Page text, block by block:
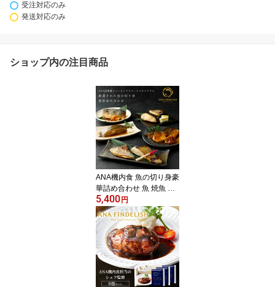
受注対応のみ
発送対応のみ
ショップ内の注目商品
ANA機内食 魚の切り身豪
華詰め合わせ 魚 焼魚 煮
魚 調理済み 西京焼き AN
A国際線ファーストクラ
ス ギフトセット 高級ギ
フト プレゼント お礼 誕
生日 ギフト グルメ 高級
飛行機 還暦祝い 個包装
惣菜 惣菜セット 惣菜ギ
フト 機内食
5,400 円